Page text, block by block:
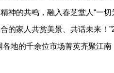
神的共鸣，融入春芝堂人“一
的家人共赏美景、共话未来！
各地的千余位市场菁英齐聚江